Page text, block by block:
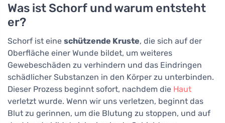
Was ist Schorf und warum entsteht
er?
Schorf ist eine schützende Kruste, die sich auf der
Oberfläche einer Wunde bildet, um weiteres
Gewebeschäden zu verhindern und das Eindringen
schädlicher Substanzen in den Körper zu unterbinden.
Dieser Prozess beginnt sofort, nachdem die Haut
verletzt wurde. Wenn wir uns verletzen, beginnt das
Blut zu gerinnen, um die Blutung zu stoppen, und auf